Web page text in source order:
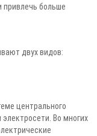
привлечь больше
двух видов:
центрального
Во многих